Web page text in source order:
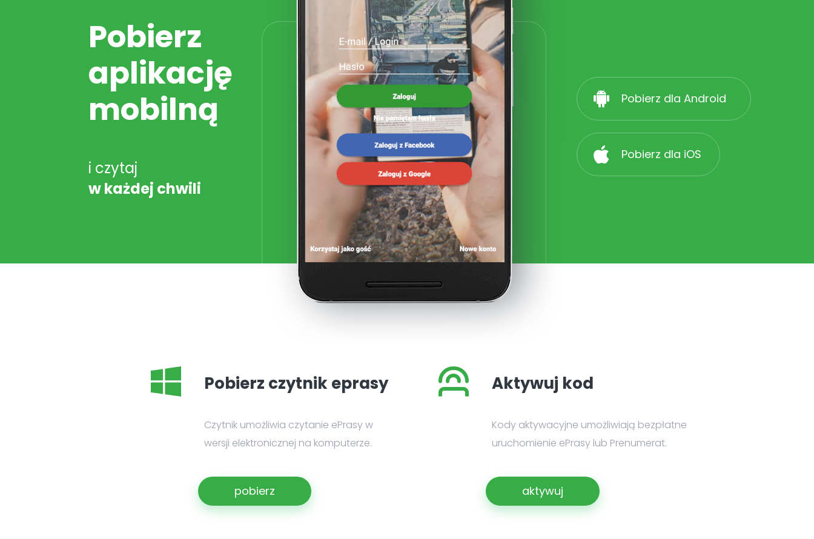
Pobierz
aplikację
mobilną
i czytaj
w każdej chwili
Pobierz dla Android
Pobierz dla iOS
Pobierz czytnik eprasy
Czytnik umożliwia czytanie ePrasy w
wersji elektronicznej na komputerze.
pobierz
Aktywuj kod
Kody aktywacyjne umożliwiają bezpłatne
uruchomienie ePrasy lub Prenumerat.
aktywuj